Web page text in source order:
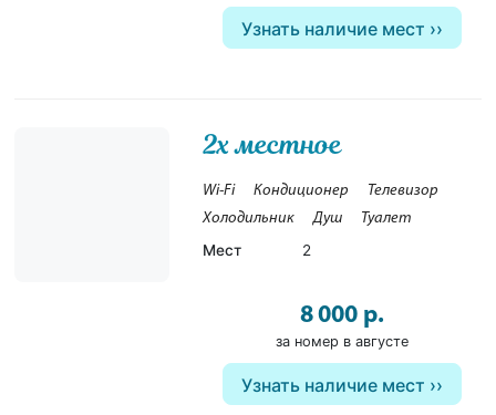
Узнать наличие мест
2х местное
Wi-Fi Кондиционер
Телевизор
Холодильник
Душ Туалет
Мест 2
8 000 р.
за номер в августе
Узнать наличие мест